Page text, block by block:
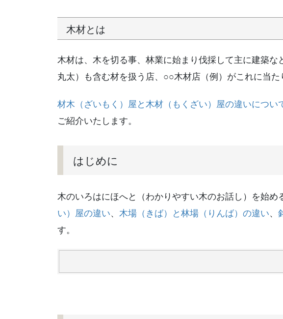
木材とは
木材は、木を切る事、林業に始まり伐採して主に建築
丸太）も含む材を扱う店、○○木材店（例）がこれに当た
材木（ざいもく）屋と木材（もくざい）屋の違いについ
ご紹介いたします。
はじめに
木のいろはにほへと（わかりやすい木のお話し）を始め
い）屋の違い、 木場（きば）と林場（りんば）の違い、
す。